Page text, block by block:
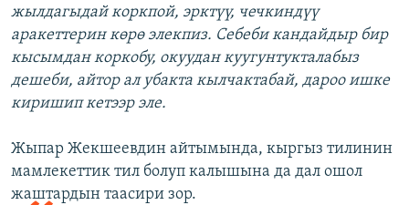
жылдагыдай коркпой, эрктүү, чечкиндүү
аракеттерин көрө элекпиз. Себеби кандайдыр бир
кысымдан коркобу, окуудан куугунтукталабыз
дешеби, айтор ал убакта кылчактабай, дароо ишке
киришип кетээр эле.
Жыпар Жекшеевдин айтымында, кыргыз тилинин
мамлекеттик тил болуп калышына да дал ошол
жаштардын таасири зор.